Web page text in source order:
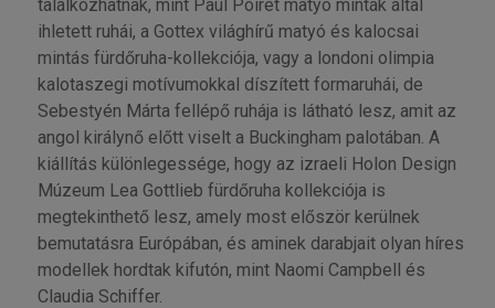
találkozhatnak, mint Paul Poiret matyó minták által
ihletett ruhái, a Gottex világhírű matyó és kalocsai
mintás fürdőruha-kollekciója, vagy a londoni olimpia
kalotaszegi motívumokkal díszített formaruhái, de
Sebestyén Márta fellépő ruhája is látható lesz, amit az
angol királynő előtt viselt a Buckingham palotában. A
kiállítás különlegessége, hogy az izraeli Holon Design
Múzeum Lea Gottlieb fürdőruha kollekciója is
megtekinthető lesz, amely most először kerülnek
bemutatásra Európában, és aminek darabjait olyan híres
modellek hordtak kifutón, mint Naomi Campbell és
Claudia Schiffer.